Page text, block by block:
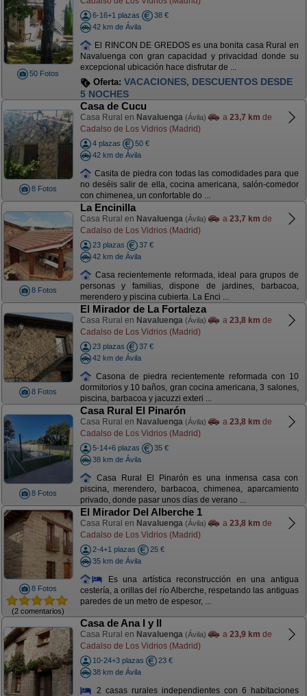
50 Fotos
6-16+1 plazas
38 €
42 km de Ávila
El RINCON DE GREDOS es una bonita casa Rural en
Navaluenga con gran capacidad y privacidad donde su
excepcional ubicación hace disfrutar de ...
Oferta: VACACIONES, DESCUENTOS DESDE
5 NOCHES
8 Fotos
Casa de Cucu
Casa Rural en Navaluenga (Ávila) a 23,7 km de
Cadalso de Los Vidrios (Madrid)
4 plazas
50 €
42 km de Ávila
Casita de piedra con todas las comodidades para que
no deséis salir de ella, cocina americana, salón-comedor
con chimenea, un confortable do ...
8 Fotos
La Encinilla
Casa Rural en Navaluenga (Ávila) a 23,7 km de
Cadalso de Los Vidrios (Madrid)
23 plazas
37 €
42 km de Ávila
Casa recientemente reformada, ideal para grupos de
personas y familias, dispone de jardines, barbacoa,
merendero y piscina cubierta. La Enci ...
8 Fotos
El Mirador de La Fortaleza
Casa Rural en Navaluenga (Ávila) a 23,8 km de
Cadalso de Los Vidrios (Madrid)
23 plazas
37 €
42 km de Ávila
Casona de piedra recientemente reformada con 10
dormitorios y 10 baños, gran cocina americana, 3 salones,
piscina, barbacoa y jacuzzi exteri ...
8 Fotos
Casa Rural El Pinarón
Casa Rural en Navaluenga (Ávila) a 23,8 km de
Cadalso de Los Vidrios (Madrid)
5-14+6 plazas
35 €
38 km de Ávila
Casa Rural El Pinarón es una inmensa casa con
piscina, merendero, barbacoa, chimenea, aparcamiento
privado, donde pasar unos días de verano ...
8 Fotos
(2 comentarios)
El Mirador Del Alberche 1
Casa Rural en Navaluenga (Ávila) a 23,8 km de
Cadalso de Los Vidrios (Madrid)
2-4+1 plazas
25 €
35 km de Ávila
Es una artística reconstrucción en una antigua
cestería, a orillas del río Alberche, respetando las antiguas
paredes de un metro de espesor, ...
Casa de Ana I y II
Casa Rural en Navaluenga (Ávila) a 23,9 km de
Cadalso de Los Vidrios (Madrid)
10-24+3 plazas
23 €
38 km de Ávila
2 casas rurales independientes con 6 habitaciones